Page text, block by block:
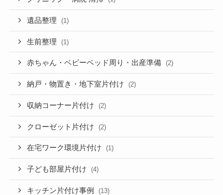
遺品整理 (1)
生前整理 (1)
赤ちゃん・ベビーベッド周り・出産準備 (2)
納戸・物置き・地下室片付け (2)
収納コーナー片付け (2)
クローゼット片付け (2)
在宅ワーク環境片付け (1)
子ども部屋片付け (4)
キッチン片付け事例 (13)